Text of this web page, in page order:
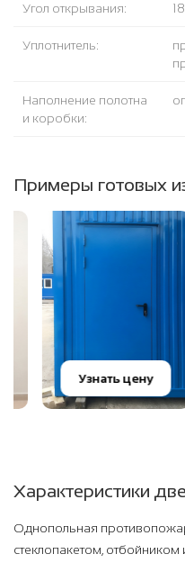
Угол открывания:
Уплотнитель:
Наполнение полотна
и коробки:
Примеры готовых
Узнать цену
Характеристики
Однопольная
стеклопакетом, отбойником